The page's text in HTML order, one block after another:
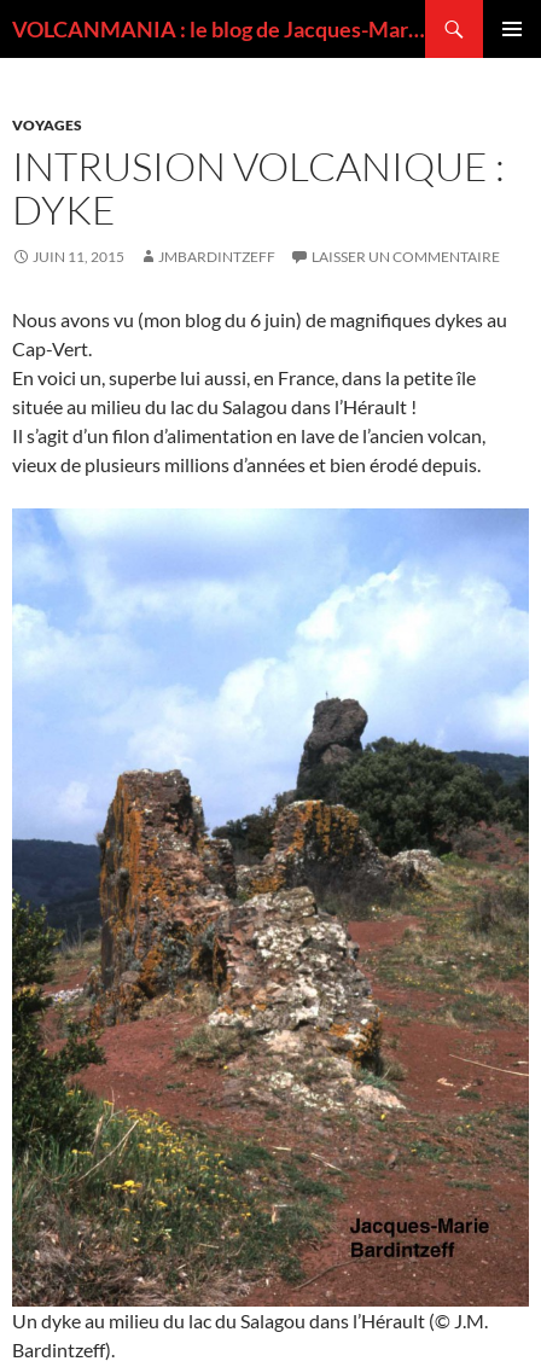
VOLCANMANIA : le blog de Jacques-Marie BARDINTZEFF, volcanologue
VOYAGES
INTRUSION VOLCANIQUE :
DYKE
JUIN 11, 2015 JMBARDINTZEFF LAISSER UN COMMENTAIRE
Nous avons vu (mon blog du 6 juin) de magnifiques dykes au
Cap-Vert.
En voici un, superbe lui aussi, en France, dans la petite île
située au milieu du lac du Salagou dans l’Hérault !
Il s’agit d’un filon d’alimentation en lave de l’ancien volcan,
vieux de plusieurs millions d’années et bien érodé depuis.
Un dyke au milieu du lac du Salagou dans l’Hérault (© J.M.
Bardintzeff).